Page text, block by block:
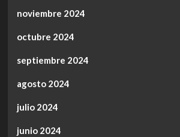
noviembre 2024
octubre 2024
septiembre 2024
agosto 2024
julio 2024
junio 2024